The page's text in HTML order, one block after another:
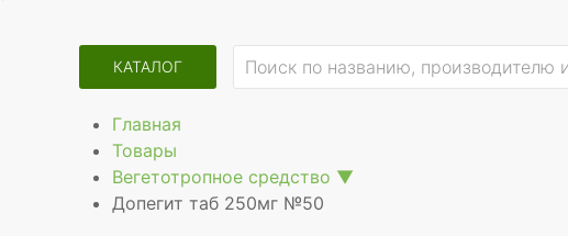
КАТАЛОГ
Главная
Товары
Вегетотропное средство ▼
Допегит таб 250мг №50